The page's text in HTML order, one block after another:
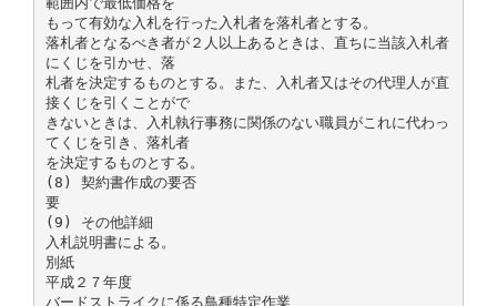
もって有効な入札を行った入札者を落札者とする。
落札者となるべき者が２人以上あるときは、直ちに当該入札者
にくじを引かせ、落
札者を決定するものとする。また、入札者又はその代理人が直
接くじを引くことがで
きないときは、入札執行事務に関係のない職員がこれに代わっ
てくじを引き、落札者
を決定するものとする。
(8) 契約書作成の要否
要
(9) その他詳細
入札説明書による。
別紙
平成２７年度
バードストライクに係る鳥種特定作業